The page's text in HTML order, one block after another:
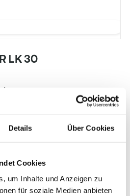
Details Über Cookies
Cookies
um Inhalte und Anzeigen zu
für soziale Medien anbieten
LK 30
sehen unsere